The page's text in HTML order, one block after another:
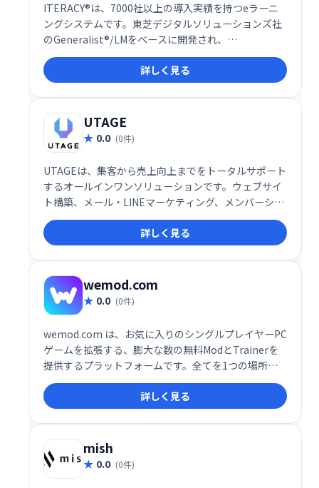
ITERACY®は、7000社以上の導入実績を持つeラーニ
ングシステムです。東芝デジタルソリューションズ社
のGeneralist®/LMをベースに開発され、
LMS(Learning Management System)として、企業
の学習・研修ニーズに対応します。効率的な学習環境
を提供し、従業員のスキルアップを支援します。
詳しく見る
UTAGE
0.0 (0件)
UTAGEは、集客から売上向上までをトータルサポート
するオールインワンソリューションです。ウェブサイ
ト構築、メール・LINEマーケティング、メンバーシッ
プ管理、決済処理、顧客情報管理、業務自動化など、
ビジネスに必要な機能を網羅。煩雑な作業を効率化
し、売上アップを実現します。集客や売上向上でお悩
みの事業者様は、ぜひUTAGEをご検討ください。
詳しく見る
wemod.com
0.0 (0件)
wemod.com は、お気に入りのシングルプレイヤーPC
ゲームを拡張する、膨大な数の無料ModとTrainerを
提供するプラットフォームです。全てを1つの場所に
集約し、簡単にアクセスできます。ゲームプレイをカ
スタマイズし、新たな楽しみ方を見つけましょう！数
千ものModとTrainerが、あなたのゲーム体験をレベ
ルアップさせます。wemod.comで、今すぐお好みの
ゲームを探して、プレイスタイルを自由にカスタマイ
ズしましょう！
詳しく見る
mish
0.0 (0件)